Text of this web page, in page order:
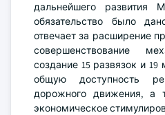
дальнейшего
обязательство было
отвечает за расширение
совершенствование
создание 15 развязок и
общую доступность
дорожного движения, а
экономическое